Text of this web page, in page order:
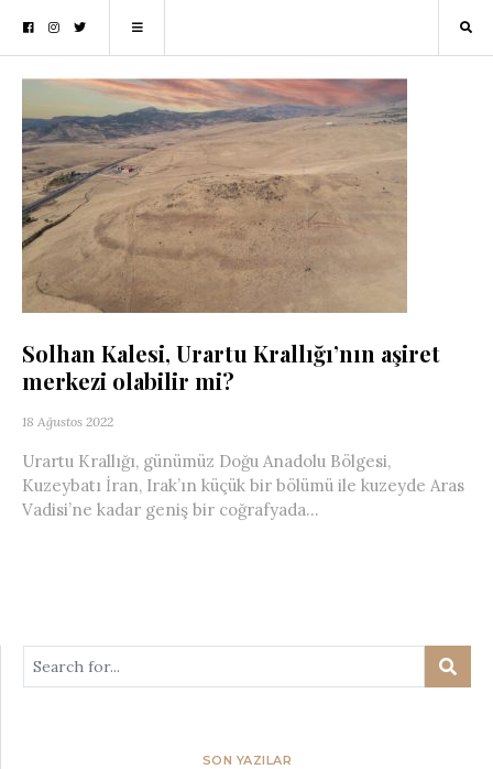
Solhan Kalesi, Urartu Krallığı’nın aşiret
merkezi olabilir mi?
18 Ağustos 2022
Urartu Krallığı, günümüz Doğu Anadolu Bölgesi,
Kuzeybatı İran, Irak’ın küçük bir bölümü ile kuzeyde Aras
Vadisi’ne kadar geniş bir coğrafyada...
SON YAZILAR